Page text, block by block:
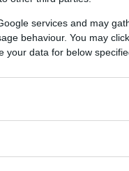
services and may
behaviour. You may
your data for below
står sig nya